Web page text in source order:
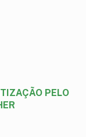
PELO